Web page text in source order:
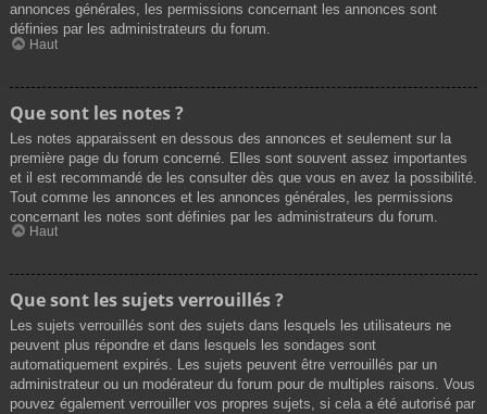
annonces générales, les permissions concernant les annonces sont
définies par les administrateurs du forum.
Haut
Que sont les notes ?
Les notes apparaissent en dessous des annonces et seulement sur la
première page du forum concerné. Elles sont souvent assez importantes
et il est recommandé de les consulter dès que vous en avez la possibilité.
Tout comme les annonces et les annonces générales, les permissions
concernant les notes sont définies par les administrateurs du forum.
Haut
Que sont les sujets verrouillés ?
Les sujets verrouillés sont des sujets dans lesquels les utilisateurs ne
peuvent plus répondre et dans lesquels les sondages sont
automatiquement expirés. Les sujets peuvent être verrouillés par un
administrateur ou un modérateur du forum pour de multiples raisons. Vous
pouvez également verrouiller vos propres sujets, si cela a été autorisé par